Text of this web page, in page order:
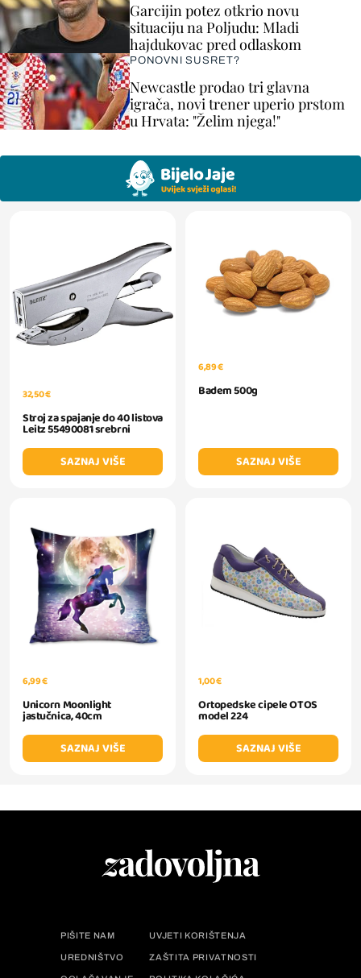
Garcijin potez otkrio novu
situaciju na Poljudu: Mladi
hajdukovac pred odlaskom
PONOVNI SUSRET?
Newcastle prodao tri glavna
igrača, novi trener uperio prstom
u Hrvata: "Želim njega!"
32,50 €
Stroj za spajanje do 40 listova
Leitz 55490081 srebrni
SAZNAJ VIŠE
6,89 €
Badem 500g
SAZNAJ VIŠE
6,99 €
Unicorn Moonlight
jastučnica, 40cm
SAZNAJ VIŠE
1,00 €
Ortopedske cipele OTOS
model 224
SAZNAJ VIŠE
PIŠITE NAM UVJETI KORIŠTENJA
UREDNIŠTVO ZAŠTITA PRIVATNOSTI